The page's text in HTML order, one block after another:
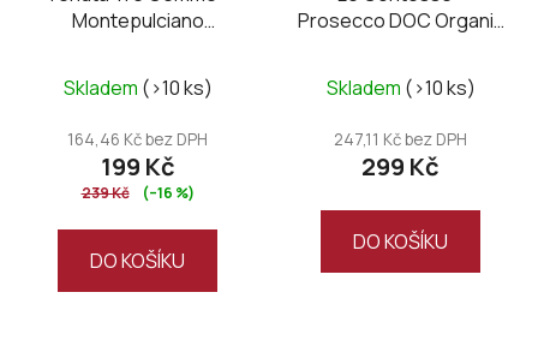
Montepulciano
Santirene 2020
Skladem (>10 ks)
164,46 Kč bez DPH
199 Kč
239 Kč (–16 %)
DO KOŠÍKU
Prosecco DOC Organic
Skladem (>10 ks)
247,11 Kč bez DPH
299 Kč
DO KOŠÍKU